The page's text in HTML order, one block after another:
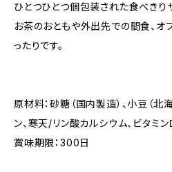
ひとつひとつ個包装された食べきり
お茶のおともや外出先での間食、オ
ったりです。
原材料：砂糖（国内製造）、小豆（北
ン、寒天/リン酸カルシウム、ビタミン
賞味期限：300日